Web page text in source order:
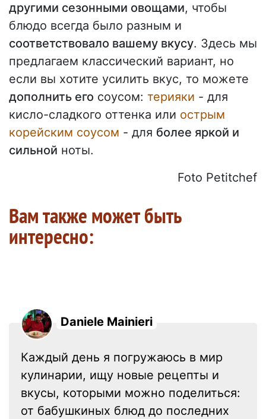
другими сезонными овощами, чтобы
блюдо всегда было разным и
соответствовало вашему вкусу. Здесь мы
предлагаем классический вариант, но
если вы хотите усилить вкус, то можете
дополнить его соусом: терияки - для
кисло-сладкого оттенка или острым
корейским соусом - для более яркой и
сильной ноты.
Foto Petitchef
Вам также может быть
интересно:
Daniele Mainieri
Каждый день я погружаюсь в мир
кулинарии, ищу новые рецепты и
вкусы, которыми можно поделиться:
от бабушкиных блюд до последних